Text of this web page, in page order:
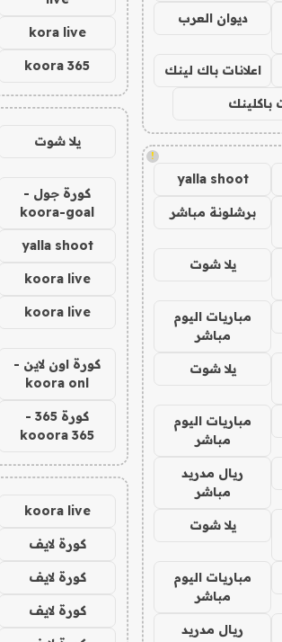
ديوان العرب
اعلانات باك لينك
باكلينك
!
yalla shoot
برشلونة مباشر
يلا شوت
مباريات اليوم
مباشر
يلا شوت
مباريات اليوم
مباشر
ريال مدريد
مباشر
يلا شوت
مباريات اليوم
مباشر
ريال مدريد
kora live
koora 365
يلا شوت
كورة جول -
koora-goal
yalla shoot
koora live
koora live
كورة اون لاين -
koora onl
كورة 365 -
kooora 365
koora live
كورة لايف
كورة لايف
كورة لايف